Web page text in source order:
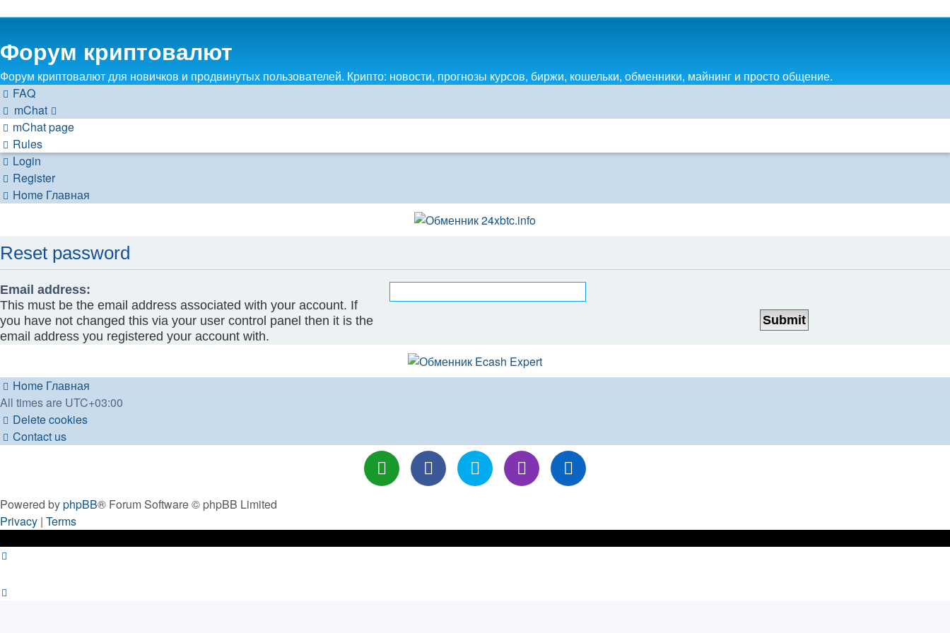
Форум криптовалют
Форум криптовалют для новичков и продвинутых пользователей. Крипто: новости, прогнозы курсов, биржи, кошельки, обменники, майнинг и просто общение.
FAQ
mChat
mChat page
Rules
Login
Register
Home Главная
Reset password
Email address:
This must be the email address associated with your account. If
you have not changed this via your user control panel then it is the
email address you registered your account with.
Home Главная
All times are UTC+03:00
Delete cookies
Contact us
Powered byphpBB® Forum Software © phpBB Limited
Privacy | Terms